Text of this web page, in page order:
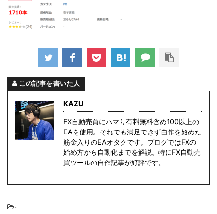
この記事を書いた人
KAZU
FX自動売買にハマり有料無料含め100以上の
EAを使用。それでも満足できず自作を始めた
筋金入りのEAオタクです。ブログではFXの
始め方から自動化までを解説。特にFX自動売
買ツールの自作記事が好評です。
-